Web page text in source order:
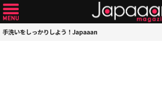
手洗いをしっかりしよう！Japaaan